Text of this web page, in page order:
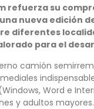
refuerza su
nueva edición
diferentes
para el
camión
Word e
y adultos mayores.